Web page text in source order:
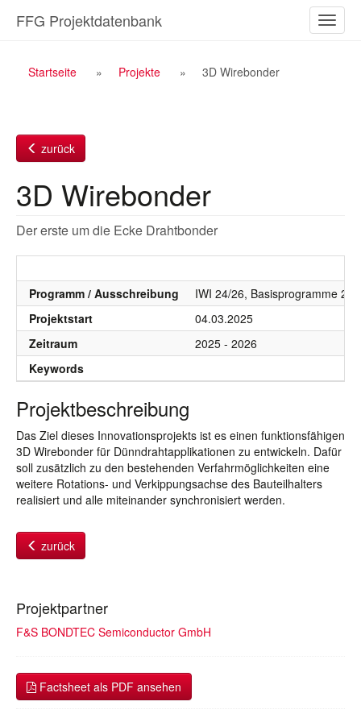
Inhalt
ein-/
FFG Projektdatenbank
Breadcrumb
Startseite Projekte 3D Wirebonder
zurück
3D Wirebonder
Der erste um die Ecke Drahtbonder
Programm / Ausschreibung
IWI 24/26, Basisprogramme
Projektstart
04.03.2025
Zeitraum
2025 - 2026
Keywords
Projektbeschreibung
Das Ziel dieses Innovationsprojekts ist es einen funktionsfähigen
3D Wirebonder für Dünndrahtapplikationen zu entwickeln. Dafür
soll zusätzlich zu den bestehenden Verfahrmöglichkeiten eine
weitere Rotations- und Verkippungsachse des Bauteilhalters
realisiert und alle miteinander synchronisiert werden.
zurück
Projektpartner
F&S BONDTEC Semiconductor GmbH
Factsheet als PDF ansehen